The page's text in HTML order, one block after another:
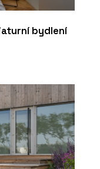
bydlení